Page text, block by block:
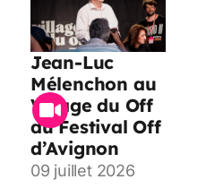
Jean-Luc
Mélenchon au
Village du Off
du Festival Off
d’Avignon
09 juillet 2026